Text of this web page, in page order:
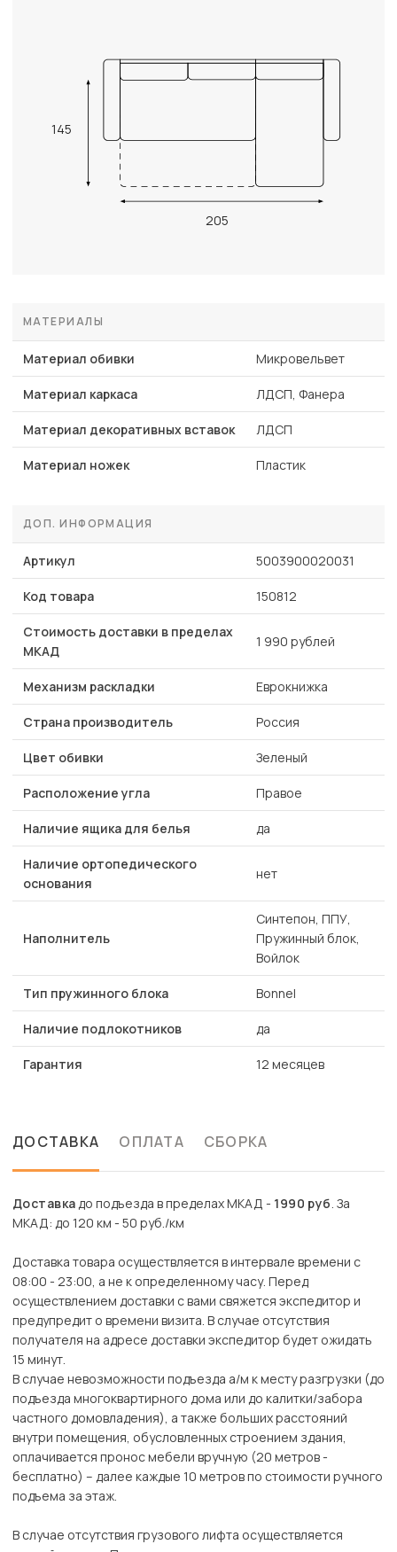
145
205
МАТЕРИАЛЫ
Материал обивки Микровельвет
Материал каркаса ЛДСП, Фанера
Материал декоративных вставок ЛДСП
Материал ножек Пластик
ДОП. ИНФОРМАЦИЯ
Артикул 5003900020031
Код товара 150812
Стоимость доставки в пределах
МКАД
1 990 рублей
Механизм раскладки Еврокнижка
Страна производитель Россия
Цвет обивки Зеленый
Расположение угла Правое
Наличие ящика для белья да
Наличие ортопедического
основания
нет
Наполнитель
Синтепон, ППУ,
Пружинный блок,
Войлок
Тип пружинного блока Bonnel
Наличие подлокотников да
Гарантия 12 месяцев
ДОСТАВКА ОПЛАТА СБОРКА
Доставкадо подъезда в пределах МКАД - 1990 руб. За
МКАД: до 120 км - 50 руб./км
Доставка товара осуществляется в интервале времени с
08:00 - 23:00, а не к определенному часу. Перед
осуществлением доставки с вами свяжется экспедитор и
предупредит о времени визита. В случае отсутствия
получателя на адресе доставки экспедитор будет ожидать
15 минут.
В случае невозможности подъезда а/м к месту разгрузки (до
подъезда многоквартирного дома или до калитки/забора
частного домовладения), а также больших расстояний
внутри помещения, обусловленных строением здания,
оплачивается пронос мебели вручную (20 метров -
бесплатно) – далее каждые 10 метров по стоимости ручного
подъема за этаж.
В случае отсутствия грузового лифта осуществляется